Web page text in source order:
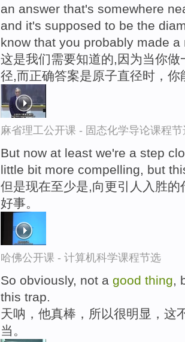
an answer that's somewhere
and it's supposed to be the
know that you probably made a
这是我们需要知道的,因为当你
径,而正确答案是原子直径时，
麻省理工公开课 - 固态化学导论课程节
But now at least we're a step
little bit more compelling, but
但是现在至少是,向更引人入胜
好事。
哈佛公开课 - 计算机科学课程节选
So obviously, not a good thing,
this trap.
天呐，他真棒，所以很明显，这
当。